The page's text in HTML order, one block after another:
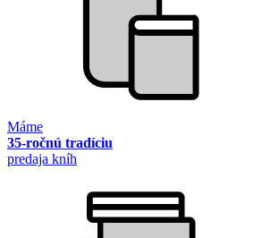
Máme
35-ročnú tradíciu
predaja kníh